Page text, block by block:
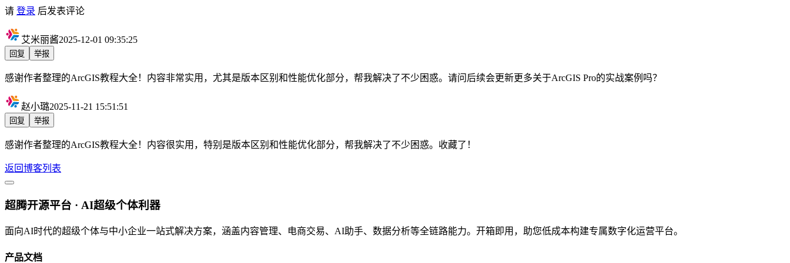
请 登录 后发表评论
艾米丽酱2025-12-01 09:35:25
回复 举报
感谢作者整理的ArcGIS教程大全！内容非常实用，尤其是版本区别和性能优化部分，帮我解决了不少困惑。请问后续会更新更多关于ArcGIS Pro的实战案例吗？
赵小璐2025-11-21 15:51:51
回复 举报
感谢作者整理的ArcGIS教程大全！内容很实用，特别是版本区别和性能优化部分，帮我解决了不少困惑。收藏了！
返回博客列表
超腾开源平台 · AI超级个体利器
面向AI时代的超级个体与中小企业一站式解决方案，涵盖内容管理、电商交易、AI助手、数据分析等全链路能力。开箱即用，助您低成本构建专属数字化运营平台。
产品文档